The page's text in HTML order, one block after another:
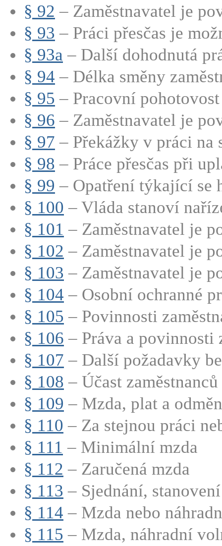
§ 92 – Zaměstnavatel je
§ 93 – Práci přesčas je
§ 93a – Další dohodnutá
§ 94 – Délka směny
§ 95 – Pracovní
§ 96 – Zaměstnavatel je
§ 97 – Překážky v práci na
§ 98 – Práce přesčas při
§ 99 – Opatření týkající se
§ 100 – Vláda stanoví
§ 101 – Zaměstnavatel je
§ 102 – Zaměstnavatel je
§ 103 – Zaměstnavatel je
§ 104 – Osobní ochranné
§ 105 – Povinnosti
§ 106 – Práva a povinnosti
§ 107 – Další požadavky
§ 108 – Účast
§ 109 – Mzda, plat a
§ 110 – Za stejnou práci
§ 111 – Minimální mzda
§ 112 – Zaručená mzda
§ 113 – Sjednání,
§ 114 – Mzda nebo
§ 115 – Mzda, náhradní